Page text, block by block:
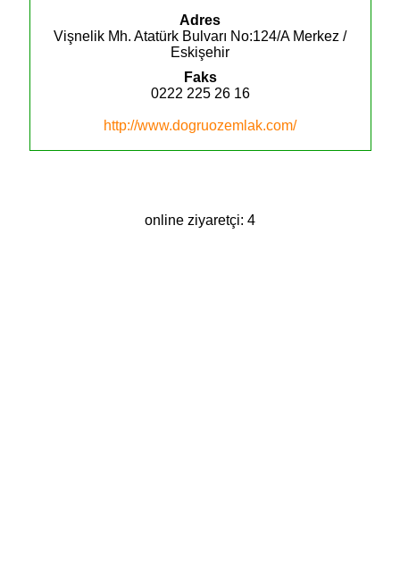
Adres
Vişnelik Mh. Atatürk Bulvarı No:124/AMerkez /
Eskişehir
Faks
0222 225 26 16
http://www.dogruozemlak.com/
online ziyaretçi: 4